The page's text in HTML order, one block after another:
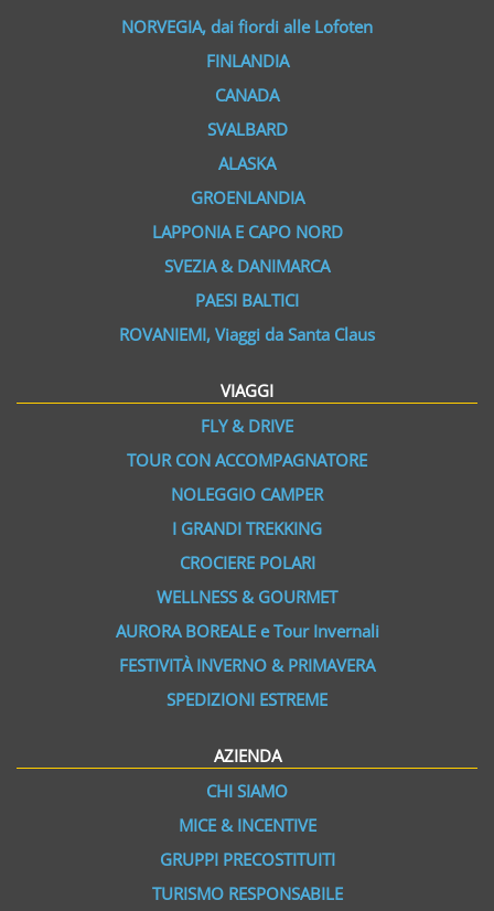
NORVEGIA, dai fiordi alle Lofoten
FINLANDIA
CANADA
SVALBARD
ALASKA
GROENLANDIA
LAPPONIA E CAPO NORD
SVEZIA & DANIMARCA
PAESI BALTICI
ROVANIEMI, Viaggi da Santa Claus
VIAGGI
FLY & DRIVE
TOUR CON ACCOMPAGNATORE
NOLEGGIO CAMPER
I GRANDI TREKKING
CROCIERE POLARI
WELLNESS & GOURMET
AURORA BOREALE e Tour Invernali
FESTIVITÀ INVERNO & PRIMAVERA
SPEDIZIONI ESTREME
AZIENDA
CHI SIAMO
MICE & INCENTIVE
GRUPPI PRECOSTITUITI
TURISMO RESPONSABILE